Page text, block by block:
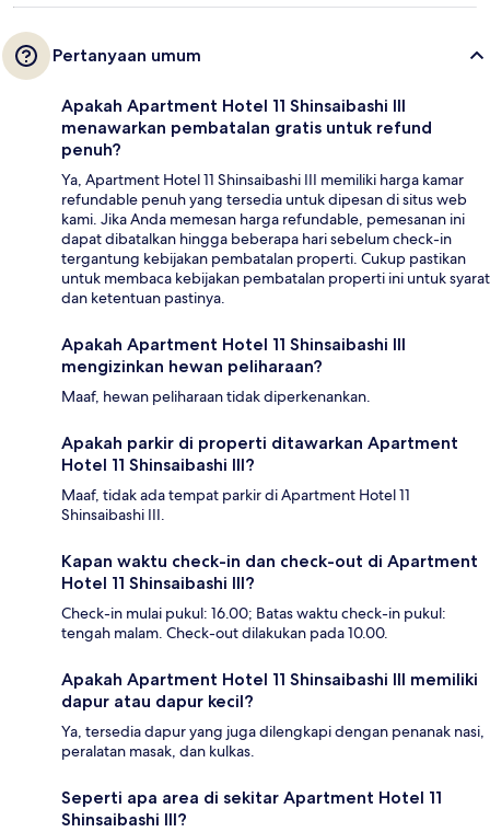
Pertanyaan umum
Apakah Apartment Hotel 11 Shinsaibashi III
menawarkan pembatalan gratis untuk refund
penuh?
Ya, Apartment Hotel 11 Shinsaibashi III memiliki harga kamar
refundable penuh yang tersedia untuk dipesan di situs web
kami. Jika Anda memesan harga refundable, pemesanan ini
dapat dibatalkan hingga beberapa hari sebelum check-in
tergantung kebijakan pembatalan properti. Cukup pastikan
untuk membaca kebijakan pembatalan properti ini untuk syarat
dan ketentuan pastinya.
Apakah Apartment Hotel 11 Shinsaibashi III
mengizinkan hewan peliharaan?
Maaf, hewan peliharaan tidak diperkenankan.
Apakah parkir di properti ditawarkan Apartment
Hotel 11 Shinsaibashi III?
Maaf, tidak ada tempat parkir di Apartment Hotel 11
Shinsaibashi III.
Kapan waktu check-in dan check-out di Apartment
Hotel 11 Shinsaibashi III?
Check-in mulai pukul: 16.00; Batas waktu check-in pukul:
tengah malam. Check-out dilakukan pada 10.00.
Apakah Apartment Hotel 11 Shinsaibashi III memiliki
dapur atau dapur kecil?
Ya, tersedia dapur yang juga dilengkapi dengan penanak nasi,
peralatan masak, dan kulkas.
Seperti apa area di sekitar Apartment Hotel 11
Shinsaibashi III?